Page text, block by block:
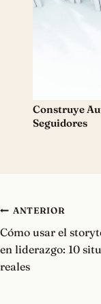
Construye
Seguidores
Navegación
de
entradas
ANTERIOR
Cómo usar el
en liderazgo: 10
reales